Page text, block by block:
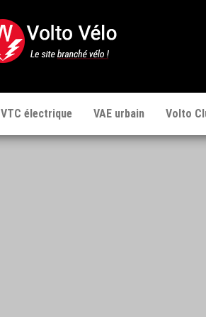
Vélo
VTC électrique VAE urbain Volto